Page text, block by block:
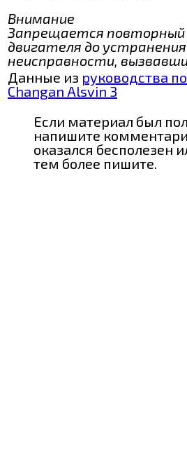
Внимание
Запрещается повторный
двигателя до
неисправности,
Данные из руководства
Changan Alsvin 3
Если материал был
напишите
оказался бесполезен
тем более пишите.